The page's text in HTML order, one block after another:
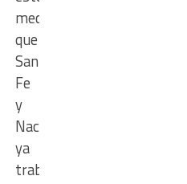
medio
que
Santa
Fe
y
Nación
ya
trabajaban